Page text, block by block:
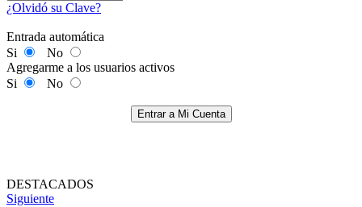
¿Olvidó su Clave?
Entrada automática
Si
No
Agregarme a los usuarios activos
Si
No
Entrar a Mi Cuenta
DESTACADOS
Siguiente